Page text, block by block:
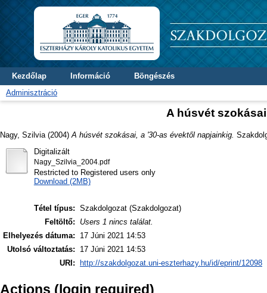
Kezdőlap Információ
Böngészés
Adminisztráció
A húsvét
Nagy, Szilvia (2004) A húsvét szokásai, a '30-as évektől napjainkig.
Digitalizált
Nagy_Szilvia_2004.pdf
Restricted to Registered users only
Download (2MB)
Tétel típus: Szakdolgozat (Szakdolgozat)
Feltöltő:
Users 1 nincs találat.
Elhelyezés dátuma:
17 Júni 2021 14:53
Utolsó változtatás:
17 Júni 2021 14:53
URI:
http://szakdolgozat.uni-eszterhazy.hu/id/eprint/12098
Actions (login required)